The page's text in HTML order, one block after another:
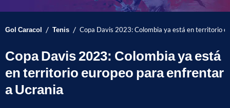
Gol Caracol / Tenis / Copa Davis 2023: Colombia ya está en territorio
Copa Davis 2023: Colombia ya está
en territorio europeo para enfrentar
a Ucrania